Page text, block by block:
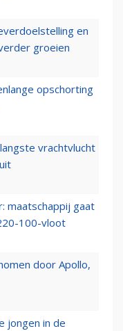
en
groeien
opschorting
vrachtvlucht
maatschappij gaat
100-vloot
door Apollo,
jongen in de